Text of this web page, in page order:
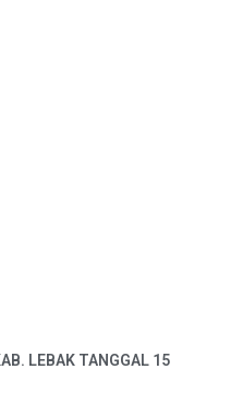
LEBAK TANGGAL 15